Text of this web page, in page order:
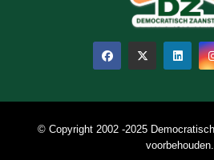
© Copyright 2002 -2025
voorbehouden.